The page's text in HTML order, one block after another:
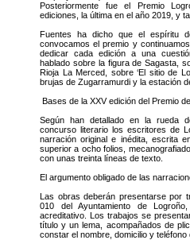
Posteriormente fue el Premio
ediciones, la última en el año 2019, y
Fuentes ha dicho que el espíritu
convocamos el premio y
dedicar cada edición a una
hablado sobre la figura de Sagasta,
Rioja La Merced, sobre ‘El sitio de
brujas de Zugarramurdi y la estación
Bases de la XXV edición del Premio
Según han detallado en la rueda
concurso literario los escritores de
narración original e inédita, escrita
superior a ocho folios,
con unas treinta líneas de texto.
El argumento obligado de las
Las obras deberán presentarse por
010 del Ayuntamiento de
acreditativo. Los trabajos se
título y un lema, acompañados de
constar el nombre, domicilio y teléfono